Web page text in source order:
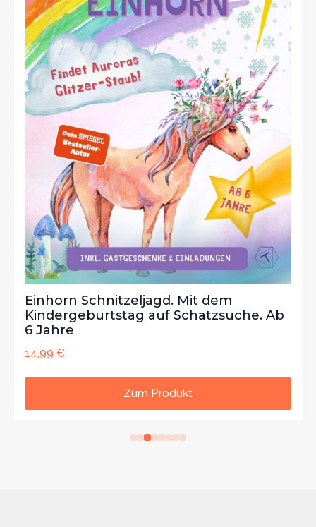
Einhorn Schnitzeljagd. Mit dem
Kindergeburtstag auf Schatzsuche. Ab
6 Jahre
14,99 €
Zum Produkt